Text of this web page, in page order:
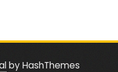
by HashThemes